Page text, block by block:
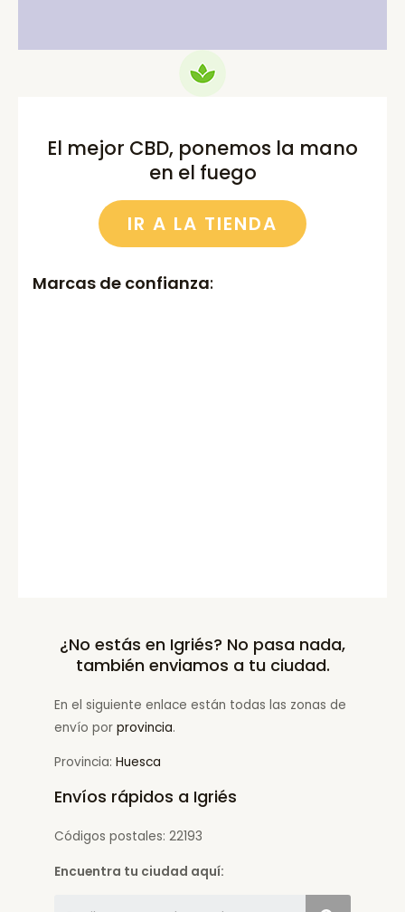
El mejor CBD, ponemos la mano
en el fuego
IR A LA TIENDA
Marcas de confianza:
¿No estás en Igriés? No pasa nada,
también enviamos a tu ciudad.
En el siguiente enlace están todas las zonas de
envío por provincia.
Provincia: Huesca
Envíos rápidos a Igriés
Códigos postales: 22193
Encuentra tu ciudad aquí: